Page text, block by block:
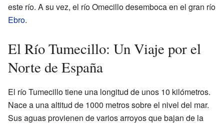
este río. A su vez, el río Omecillo desemboca en el gran río
Ebro.
El Río Tumecillo: Un Viaje por el
Norte de España
El río Tumecillo tiene una longitud de unos 10 kilómetros.
Nace a una altitud de 1000 metros sobre el nivel del mar.
Sus aguas provienen de varios arroyos que bajan de la